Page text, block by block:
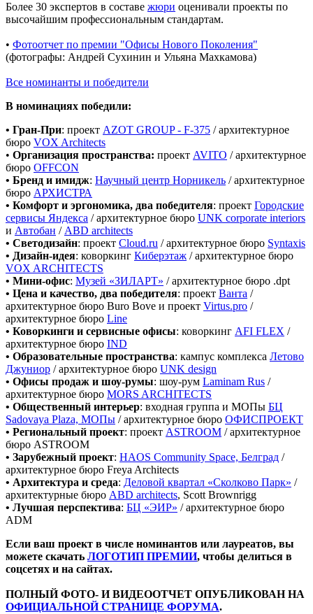
Более 30 экспертов в составе жюри оценивали проекты по
высочайшим профессиональным стандартам.
• Фотоотчет по премии "Офисы Нового Поколения"
(фотографы: Андрей Сухинин и Ульяна Махкамова)
Все номинанты и победители
В номинациях победили:
• Гран-При: проект AZOT GROUP - F-375 / архитектурное
бюро VOX Architects
• Организация пространства: проект AVITO / архитектурное
бюро OFFCON
• Бренд и имидж: Научный центр Норникель / архитектурное
бюро АРХИСТРА
• Комфорт и эргономика, два победителя: проект Городские
сервисы Яндекса / архитектурное бюро UNK corporate interiors
и Автобан / ABD architects
• Светодизайн: проект Cloud.ru / архитектурное бюро Syntaxis
• Дизайн-идея: коворкинг Киберэтаж / архитектурное бюро
VOX ARCHITECTS
• Мини-офис: Музей «ЗИЛАРТ» / архитектурное бюро .dpt
• Цена и качество, два победителя: проект Ванта /
архитектурное бюро Buro Bove и проект Virtus.pro /
архитектурное бюро Line
• Коворкинги и сервисные офисы: коворкинг AFI FLEX /
архитектурное бюро IND
• Образовательные пространства: кампус комплекса Летово
Джуниор / архитектурное бюро UNK design
• Офисы продаж и шоу-румы: шоу-рум Laminam Rus /
архитектурное бюро MORS ARCHITECTS
• Общественный интерьер: входная группа и МОПы БЦ
Sadovaya Plaza, МОПы / архитектурное бюро ОФИСПРОЕКТ
• Региональный проект: проект ASTROOM / архитектурное
бюро ASTROOM
• Зарубежный проект: HAOS Community Space, Белград /
архитектурное бюро Freya Architects
• Архитектура и среда: Деловой квартал «Сколково Парк» /
архитектурные бюро ABD architects, Scott Brownrigg
• Лучшая перспектива: БЦ «ЭИР» / архитектурное бюро
ADM
Если ваш проект в числе номинантов или лауреатов, вы
можете скачать ЛОГОТИП ПРЕМИИ, чтобы делиться в
соцсетях и на сайтах.
ПОЛНЫЙ ФОТО- И ВИДЕООТЧЕТ ОПУБЛИКОВАН НА
ОФИЦИАЛЬНОЙ СТРАНИЦЕ ФОРУМА.